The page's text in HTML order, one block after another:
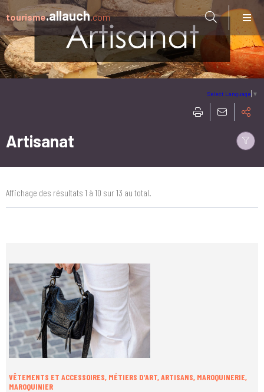
Aller à:
tourisme.allauch.com
Select Language ▼
Artisanat
Affichage des résultats 1 à 10 sur 13 au total.
VÊTEMENTS ET ACCESSOIRES, MÉTIERS D’ART, ARTISANS, MAROQUINERIE,
MAROQUINIER